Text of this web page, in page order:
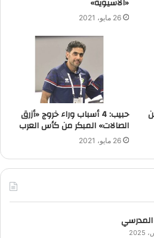
«الآسيوية»
26 مايو، 2021
حبيب: 4 أسباب وراء خروج «أزرق
الصالات» المبكر من كأس العرب
26 مايو، 2021